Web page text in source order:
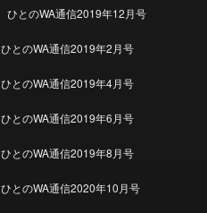
ひとのWA通信2019年12月号
ひとのWA通信2019年2月号
ひとのWA通信2019年4月号
ひとのWA通信2019年6月号
ひとのWA通信2019年8月号
ひとのWA通信2020年10月号